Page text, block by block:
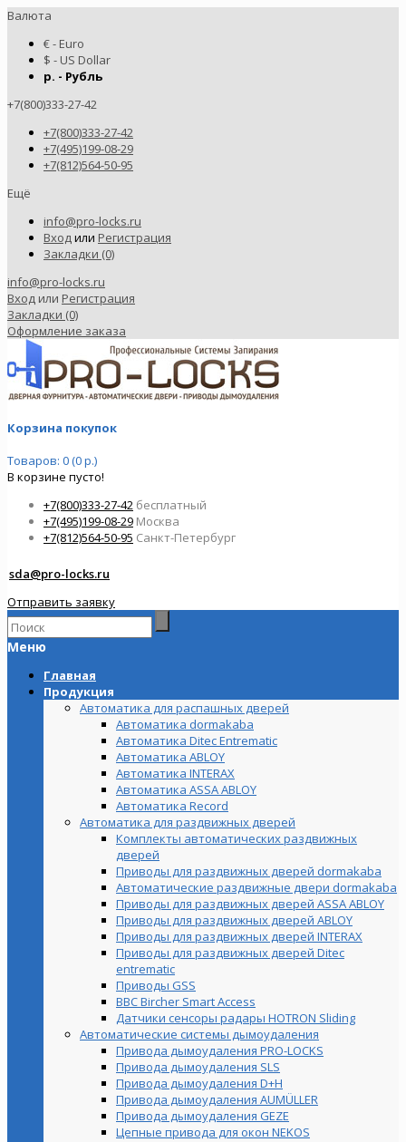
Валюта
€ - Euro
$ - US Dollar
р. - Рубль
+7(800)333-27-42
+7(800)333-27-42
+7(495)199-08-29
+7(812)564-50-95
Ещё
info@pro-locks.ru
Входили Регистрация
Закладки (0)
info@pro-locks.ru
Вход или Регистрация
Закладки (0)
Оформление заказа
Корзина покупок
Товаров: 0 (0 р.)
В корзине пусто!
+7(800)333-27-42 бесплатный
+7(495)199-08-29 Москва
+7(812)564-50-95 Санкт-Петербург
sda@pro-locks.ru
Отправить заявку
Меню
Главная
Продукция
Автоматика для распашных дверей
Автоматика dormakaba
Автоматика Ditec Entrematic
Автоматика ABLOY
Автоматика INTERAX
Автоматика ASSA ABLOY
Автоматика Record
Автоматика для раздвижных дверей
Комплекты автоматических раздвижных
дверей
Приводы для раздвижных дверей dormakaba
Автоматические раздвижные двери dormakaba
Приводы для раздвижных дверей ASSA ABLOY
Приводы для раздвижных дверей ABLOY
Приводы для раздвижных дверей INTERAX
Приводы для раздвижных дверей Ditec
entrematic
Приводы GSS
BBC Bircher Smart Access
Датчики сенсоры радары HOTRON Sliding
Автоматические системы дымоудаления
Привода дымоудаления PRO-LOCKS
Привода дымоудаления SLS
Привода дымоудаления D+H
Привода дымоудаления AUMÜLLER
Привода дымоудаления GEZE
Цепные привода для окон NEKOS